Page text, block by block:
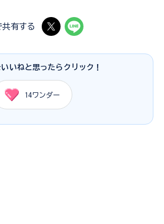
共有する
いねと思ったらクリック！
14ワンダー